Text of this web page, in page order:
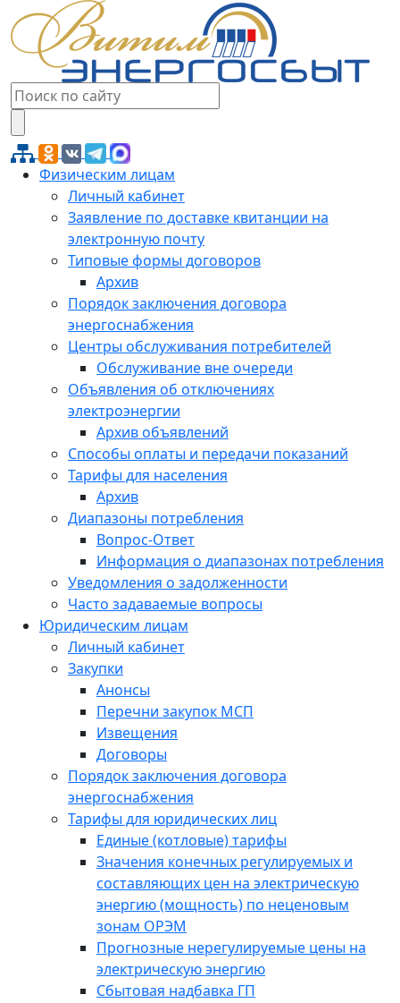
Физическим лицам
Личный кабинет
Заявление по доставке квитанции на
электронную почту
Типовые формы договоров
Архив
Порядок заключения договора
энергоснабжения
Центры обслуживания потребителей
Обслуживание вне очереди
Объявления об отключениях
электроэнергии
Архив объявлений
Способы оплаты и передачи показаний
Тарифы для населения
Архив
Диапазоны потребления
Вопрос-Ответ
Информация о диапазонах потребления
Уведомления о задолженности
Часто задаваемые вопросы
Юридическим лицам
Личный кабинет
Закупки
Анонсы
Перечни закупок МСП
Извещения
Договоры
Порядок заключения договора
энергоснабжения
Тарифы для юридических лиц
Единые (котловые) тарифы
Значения конечных регулируемых и
составляющих цен на электрическую
энергию (мощность) по неценовым
зонам ОРЭМ
Прогнозные нерегулируемые цены на
электрическую энергию
Сбытовая надбавка ГП